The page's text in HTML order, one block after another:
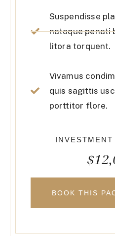
Suspendisse
natoque penati
litora torquent.
Vivamus
quis sagittis
porttitor flore.
INVESTMENT
BOOK THIS